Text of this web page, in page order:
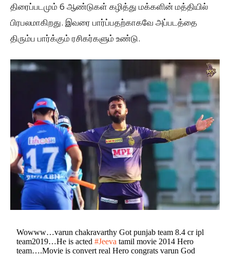
திரைப்படமும் 6 ஆண்டுகள் கழித்து மக்களின் மத்தியில்
பிரபலமாகிறது. இவரை பார்ப்பதற்காகவே அப்படத்தை
திரும்ப பார்க்கும் ரசிகர்களும் உண்டு.
Wowww…varun chakravarthy Got punjab team 8.4 cr ipl
team2019…He is acted#Jeeva tamil movie 2014 Hero
team….Movie is convert real Hero congrats varun God